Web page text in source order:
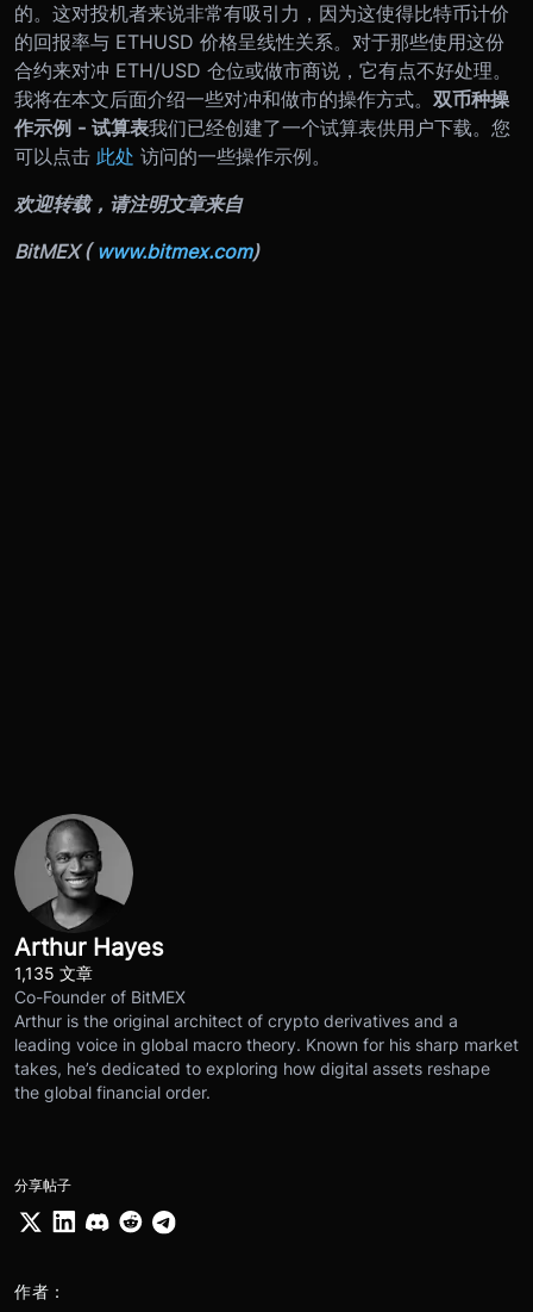
的。这对投机者来说非常有吸引力，因为这使得比特币计价
的回报率与 ETHUSD 价格呈线性关系。对于那些使用这份
合约来对冲 ETH/USD 仓位或做市商说，它有点不好处理。
我将在本文后面介绍一些对冲和做市的操作方式。 双币种操
作示例 - 试算表我们已经创建了一个试算表供用户下载。您
可以点击 此处 访问的一些操作示例。
欢迎转载，请注明文章来自
BitMEX ( www.bitmex.com)
Arthur Hayes
1,135 文章
Co-Founder of BitMEX
Arthur is the original architect of crypto derivatives and a
leading voice in global macro theory. Known for his sharp market
takes, he’s dedicated to exploring how digital assets reshape
the global financial order.
分享帖子
作者：